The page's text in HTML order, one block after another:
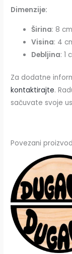
Dimenzije:
Širina: 8 cm
Visina: 4
Debljina: 1
Za dodatne
kontaktirajte.
sačuvate svoje
Povezani